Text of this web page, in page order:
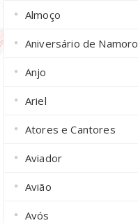
Almoço
Aniversário de Namoro
Anjo
Ariel
Atores e Cantores
Aviador
Avião
Avós